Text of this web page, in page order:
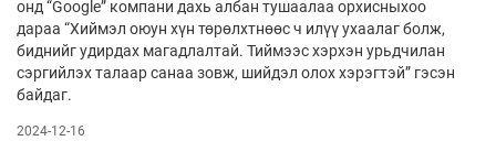
онд “Google” ком­пани дахь албан тушаалаа орхисныхоо
дараа “Хий­мэл оюун хүн төрөлхтнөөс ч илүү ухаалаг болж,
бид­нийг удирдах магадлалтай. Тиймээс хэр­хэн урьд­чилан
сэргийлэх талаар санаа зовж, ший­дэл олох хэрэгтэй” гэсэн
байдаг.
2024-12-16